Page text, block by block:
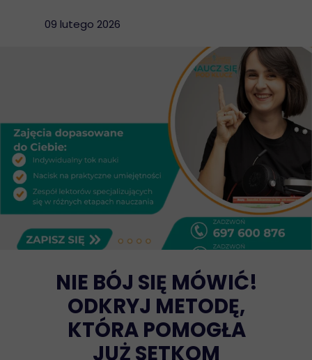
09 lutego 2026
NIE BÓJ SIĘ MÓWIĆ!
ODKRYJ METODĘ,
KTÓRA POMOGŁA
JUŻ SETKOM